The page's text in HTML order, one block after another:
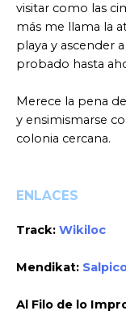
visitar como las
más me llama la
playa y ascender
probado hasta
Merece la pena
y ensimismarse
colonia cercana.
ENLACES
Track: Wikiloc
Mendikat:
Al Filo de lo